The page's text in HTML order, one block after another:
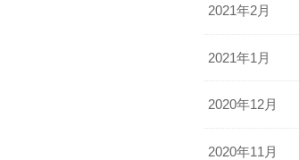
2021年2月
2021年1月
2020年12月
2020年11月